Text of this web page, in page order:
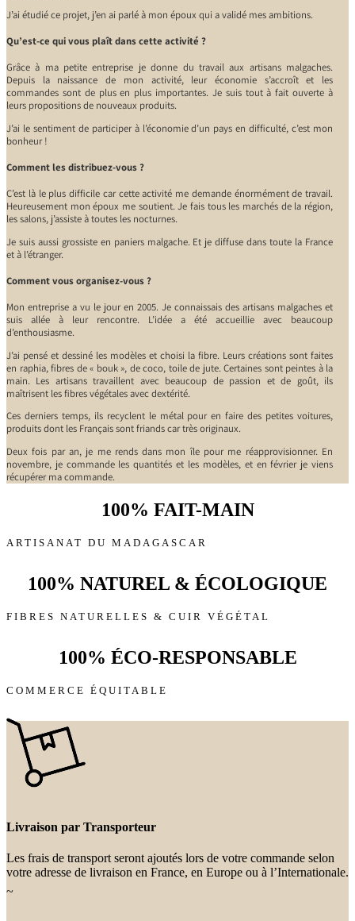
J’ai étudié ce projet, j’en ai parlé à mon époux qui a validé mes ambitions.
Qu’est-ce qui vous plaît dans cette activité ?
Grâce à ma petite entreprise je donne du travail aux artisans malgaches.
Depuis la naissance de mon activité, leur économie s’accroît et les
commandes sont de plus en plus importantes. Je suis tout à fait ouverte à
leurs propositions de nouveaux produits.
J’ai le sentiment de participer à l’économie d’un pays en difficulté, c’est mon
bonheur !
Comment les distribuez-vous ?
C’est là le plus difficile car cette activité me demande énormément de travail.
Heureusement mon époux me soutient. Je fais tous les marchés de la région,
les salons, j’assiste à toutes les nocturnes.
Je suis aussi grossiste en paniers malgache. Et je diffuse dans toute la France
et à l’étranger.
Comment vous organisez-vous ?
Mon entreprise a vu le jour en 2005. Je connaissais des artisans malgaches et
suis allée à leur rencontre. L’idée a été accueillie avec beaucoup
d’enthousiasme.
J’ai pensé et dessiné les modèles et choisi la fibre. Leurs créations sont faites
en raphia, fibres de « bouk », de coco, toile de jute. Certaines sont peintes à la
main. Les artisans travaillent avec beaucoup de passion et de goût, ils
maîtrisent les fibres végétales avec dextérité.
Ces derniers temps, ils recyclent le métal pour en faire des petites voitures,
produits dont les Français sont friands car très originaux.
Deux fois par an, je me rends dans mon île pour me réapprovisionner. En
novembre, je commande les quantités et les modèles, et en février je viens
récupérer ma commande.
100% FAIT-MAIN
ARTISANAT DU MADAGASCAR
100% NATUREL & ÉCOLOGIQUE
FIBRES NATURELLES & CUIR VÉGÉTAL
100% ÉCO-RESPONSABLE
COMMERCE ÉQUITABLE
Livraison par Transporteur
Les frais de transport seront ajoutés lors de votre commande selon
votre adresse de livraison en France, en Europe ou à l’Internationale.
~